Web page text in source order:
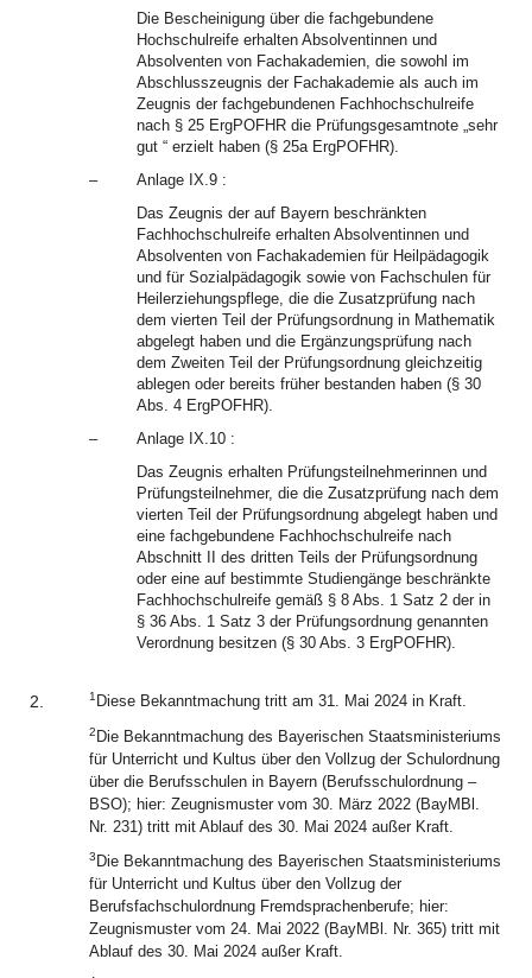
Die Bescheinigung über die fachgebundene
Hochschulreife erhalten Absolventinnen und
Absolventen von Fachakademien, die sowohl im
Abschlusszeugnis der Fachakademie als auch im
Zeugnis der fachgebundenen Fachhochschulreife
nach § 25 ErgPOFHR die Prüfungsgesamtnote „sehr
gut “ erzielt haben (§ 25a ErgPOFHR).
–
Anlage IX.9 :
Das Zeugnis der auf Bayern beschränkten
Fachhochschulreife erhalten Absolventinnen und
Absolventen von Fachakademien für Heilpädagogik
und für Sozialpädagogik sowie von Fachschulen für
Heilerziehungspflege, die die Zusatzprüfung nach
dem vierten Teil der Prüfungsordnung in Mathematik
abgelegt haben und die Ergänzungsprüfung nach
dem Zweiten Teil der Prüfungsordnung gleichzeitig
ablegen oder bereits früher bestanden haben (§ 30
Abs. 4 ErgPOFHR).
–
Anlage IX.10 :
Das Zeugnis erhalten Prüfungsteilnehmerinnen und
Prüfungsteilnehmer, die die Zusatzprüfung nach dem
vierten Teil der Prüfungsordnung abgelegt haben und
eine fachgebundene Fachhochschulreife nach
Abschnitt II des dritten Teils der Prüfungsordnung
oder eine auf bestimmte Studiengänge beschränkte
Fachhochschulreife gemäß § 8 Abs. 1 Satz 2 der in
§ 36 Abs. 1 Satz 3 der Prüfungsordnung genannten
Verordnung besitzen (§ 30 Abs. 3 ErgPOFHR).
2. 1 Diese Bekanntmachung tritt am 31. Mai 2024 in Kraft.
2 Die Bekanntmachung des Bayerischen Staatsministeriums
für Unterricht und Kultus über den Vollzug der Schulordnung
über die Berufsschulen in Bayern (Berufsschulordnung –
BSO); hier: Zeugnismuster vom 30. März 2022 (BayMBl.
Nr. 231) tritt mit Ablauf des 30. Mai 2024 außer Kraft.
3 Die Bekanntmachung des Bayerischen Staatsministeriums
für Unterricht und Kultus über den Vollzug der
Berufsfachschulordnung Fremdsprachenberufe; hier:
Zeugnismuster vom 24. Mai 2022 (BayMBl. Nr. 365) tritt mit
Ablauf des 30. Mai 2024 außer Kraft.